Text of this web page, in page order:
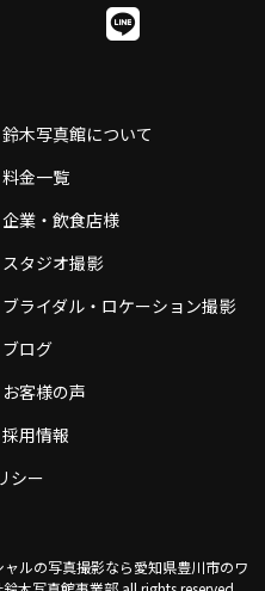
鈴木写真館について
料金一覧
企業・飲食店様
スタジオ撮影
ブライダル・ロケーション撮影
ブログ
お客様の声
採用情報
シー
ルの写真撮影なら愛知県豊川市のワ